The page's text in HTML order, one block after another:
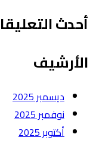
أحدث
الأرشيف
ديسمبر 2025
نوفمبر 2025
أكتوبر 2025